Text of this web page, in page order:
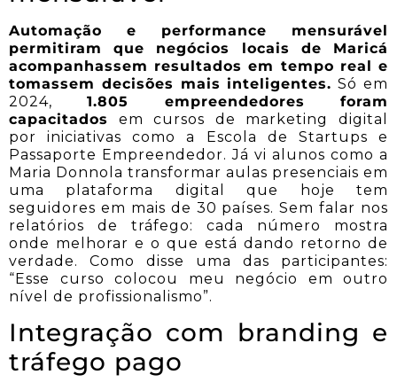
Automação e performance mensurável
permitiram que negócios locais de Maricá
acompanhassem resultados em tempo real e
tomassem decisões mais inteligentes. Só em
2024,1.805 empreendedores foram
capacitados
em cursos de marketing digital
por iniciativas como a Escola de Startups e
Passaporte Empreendedor. Já vi alunos como a
Maria Donnola transformar aulas presenciais em
uma plataforma digital que hoje tem
seguidores em mais de 30 países. Sem falar nos
relatórios de tráfego: cada número mostra
onde melhorar e o que está dando retorno de
verdade. Como disse uma das participantes:
“Esse curso colocou meu negócio em outro
nível de profissionalismo”.
Integração com branding e
tráfego pago